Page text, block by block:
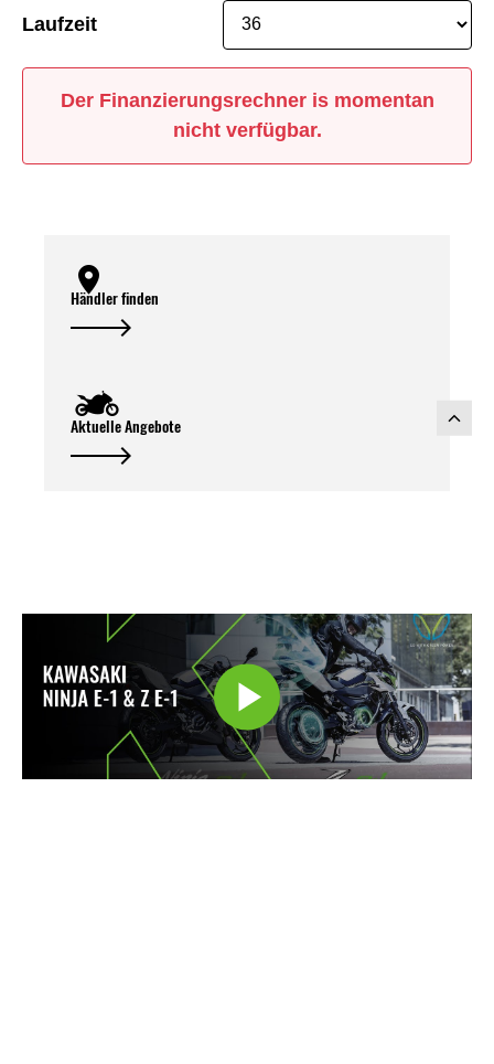
Laufzeit
Der Finanzierungsrechner is momentan
nicht verfügbar.
Händler finden
Aktuelle Angebote